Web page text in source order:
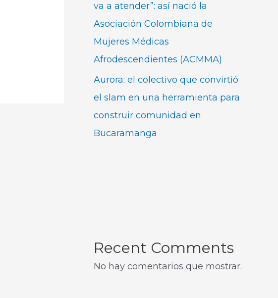
va a atender”: así nació la
Asociación Colombiana de
Mujeres Médicas
Afrodescendientes (ACMMA)
Aurora: el colectivo que convirtió
el slam en una herramienta para
construir comunidad en
Bucaramanga
Recent Comments
No hay comentarios que mostrar.